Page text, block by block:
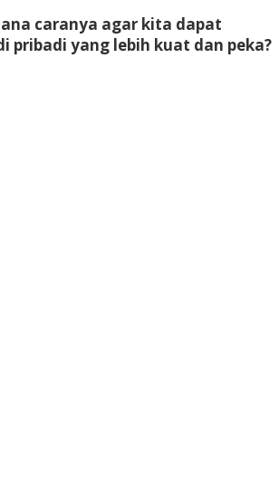
caranya agar kita dapat
pribadi yang lebih kuat dan peka?